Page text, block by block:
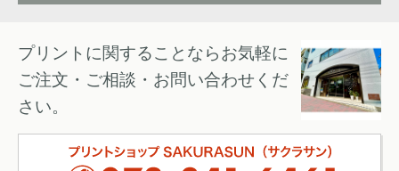
プリントに関することならお気軽に
ご注文・ご相談・お問い合わせくだ
さい。